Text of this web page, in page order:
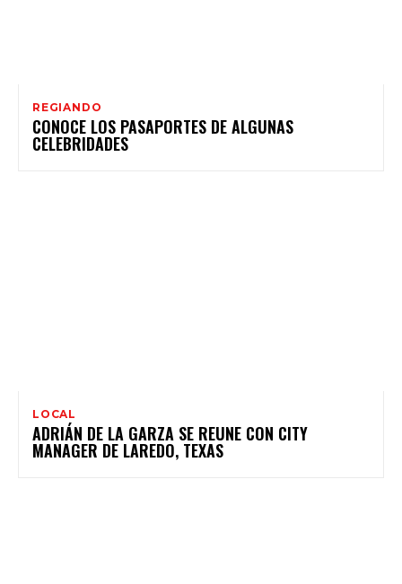
REGIANDO
CONOCE LOS PASAPORTES DE ALGUNAS
CELEBRIDADES
LOCAL
ADRIÁN DE LA GARZA SE REUNE CON CITY
MANAGER DE LAREDO, TEXAS